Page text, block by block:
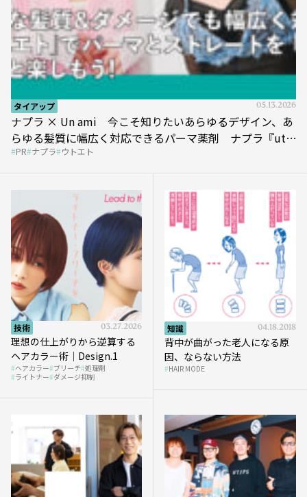
タイアップ 05.13.2026
ナプラ × Un ami 今こそ知りたいあらゆるデザイン、あ
らゆる髪質に幅広く対応できるパーマ薬剤 ナプラ『ut-
et』
PR ナプラ ウトエト
技術 03.27.2026
理想の仕上がりから逆算する
ヘアカラー術｜Design.1
ヘアカラー ブリーチ 処理剤
ライトナー ダメージ抑制
知識 04.18.2018
背中が曲がった老人になる原
因、ならない方法
HAIR MODE